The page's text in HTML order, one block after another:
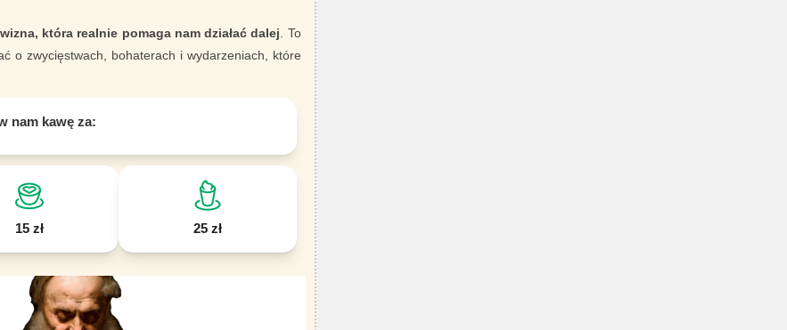
która realnie pomaga nam działać dalej . To
o zwycięstwach, bohaterach i wydarzeniach, które
nam kawę za:
15 zł 25 zł